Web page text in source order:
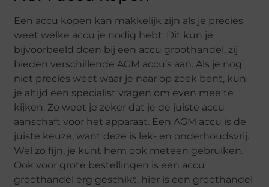
Een accu kopen kan makkelijk zijn als je precies
weet welke accu je nodig hebt. Dit kun je
bijvoorbeeld doen bij een accu groothandel, zij
bieden verschillende AGM accu’s aan. Als je nog
niet precies weet waar je naar op zoek bent, kun
je altijd een specialist vragen om even mee te
kijken. Zo weet je zeker dat je de juiste accu
aanschaft voor het apparaat. Een AGM accu is de
juiste keuze, want deze is lek- en onderhoudsvrij.
Wel zo fijn, je kunt hem ook meteen gebruiken.
Ook voor grote bestellingen is een accu
groothandel erg geschikt, hier is een groothandel